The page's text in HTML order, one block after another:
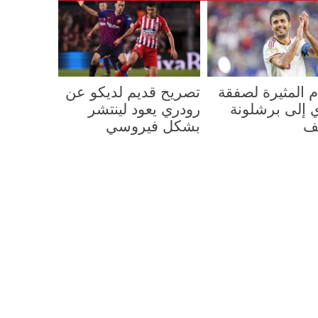
المثيرة لصفقة
إلى برشلونة
تصريح قديم لديكو عن
رودري يعود لينتشر
بشكل فيروسي